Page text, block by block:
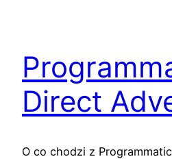
Direct
O co chodzi z